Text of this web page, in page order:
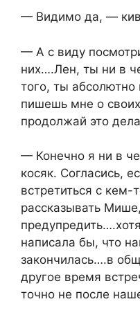
— Видимо да, —
— А с виду
них….Лен, ты ни в
того, ты абсолютно
пишешь мне о
продолжай это
— Конечно я ни в
косяк. Согласись,
встретиться с кем-
рассказывать
написала бы, что
закончилась….в
другое время
точно не после